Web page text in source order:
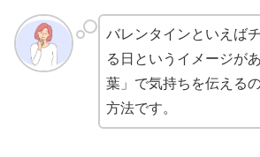
バレンタインといえば
る日というイメージが
葉」で気持ちを伝える
方法です。